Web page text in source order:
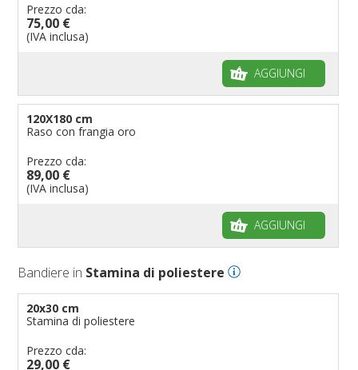
Prezzo cda:
75,00 €
(IVA inclusa)
AGGIUNGI
120X180 cm
Raso con frangia oro
Prezzo cda:
89,00 €
(IVA inclusa)
AGGIUNGI
Bandiere in Stamina di poliestere
20x30 cm
Stamina di poliestere
Prezzo cda:
29,00 €